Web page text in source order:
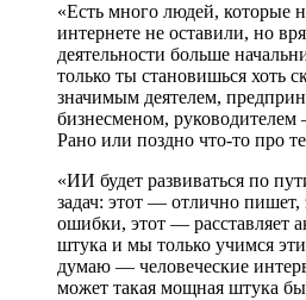
«Есть много людей, которые
интернете не оставили, но
деятельности больше
только ты становишься хоть
значимым деятелем,
бизнесменом,
Рано или поздно что-то про
«ИИ будет развиваться по
задач: этот — отлично
ошибки, этот — расставляет
штука и мы только учимся
думаю — человеческие
может такая мощная штука